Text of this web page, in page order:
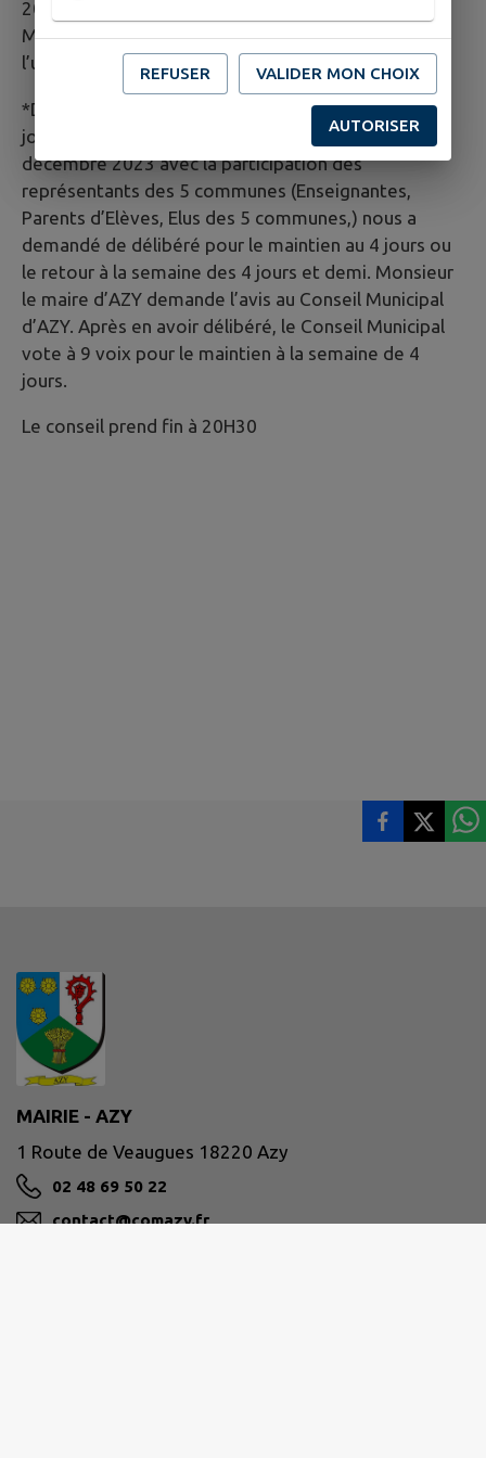
2024 avec 3 mois d’abonnement offert. Le conseil
Municipal, après en avoir délibéré, accepte à
l’unanimité la proposition de Intramuros.
*Délibération pour le maintien de la semaine des 4
jours au sein du RPI Le conseil d’école réunit le 19
décembre 2023 avec la participation des
représentants des 5 communes (Enseignantes,
Parents d’Elèves, Elus des 5 communes,) nous a
demandé de délibéré pour le maintien au 4 jours ou
le retour à la semaine des 4 jours et demi. Monsieur
le maire d’AZY demande l’avis au Conseil Municipal
d’AZY. Après en avoir délibéré, le Conseil Municipal
vote à 9 voix pour le maintien à la semaine de 4
jours.
Le conseil prend fin à 20H30
MAIRIE - AZY
1 Route de Veaugues 18220 Azy
02 48 69 50 22
contact@comazy.fr
REFUSER VALIDER MON CHOIX
AUTORISER